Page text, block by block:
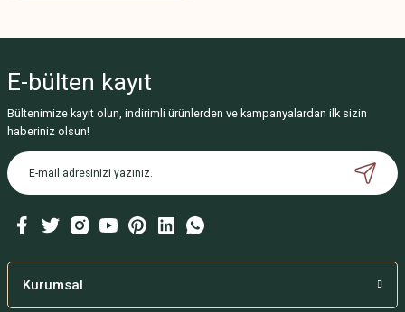
E-bülten kayıt
Bültenimize kayıt olun, indirimli ürünlerden ve kampanyalardan ilk sizin
haberiniz olsun!
Kurumsal